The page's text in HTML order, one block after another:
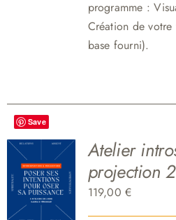
programme :
Création de
base fourni).
Save
Atelier
projection
119,00€